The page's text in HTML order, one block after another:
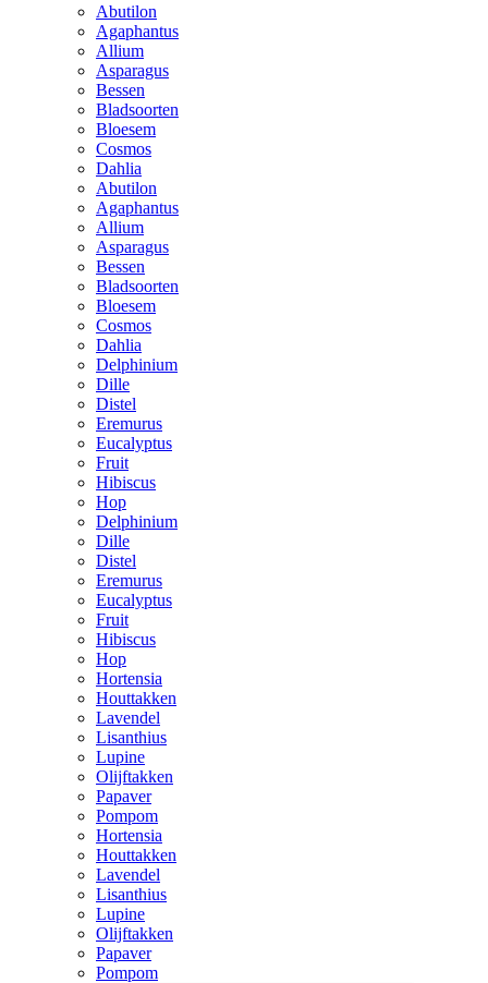
Abutilon
Agaphantus
Allium
Asparagus
Bessen
Bladsoorten
Bloesem
Cosmos
Dahlia
Abutilon
Agaphantus
Allium
Asparagus
Bessen
Bladsoorten
Bloesem
Cosmos
Dahlia
Delphinium
Dille
Distel
Eremurus
Eucalyptus
Fruit
Hibiscus
Hop
Delphinium
Dille
Distel
Eremurus
Eucalyptus
Fruit
Hibiscus
Hop
Hortensia
Houttakken
Lavendel
Lisanthius
Lupine
Olijftakken
Papaver
Pompom
Hortensia
Houttakken
Lavendel
Lisanthius
Lupine
Olijftakken
Papaver
Pompom